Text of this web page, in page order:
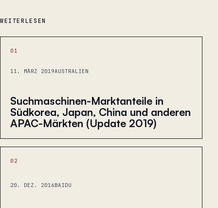
WEITERLESEN
01
11. MÄRZ 2019AUSTRALIEN
Suchmaschinen-Marktanteile in
Südkorea, Japan, China und anderen
APAC-Märkten (Update 2019)
02
20. DEZ. 2016BAIDU